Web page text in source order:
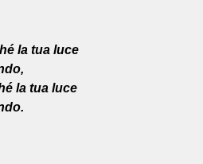
la tua luce
la tua luce